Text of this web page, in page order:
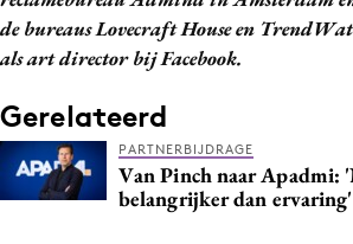
de bureaus Lovecraft House en
als art director bij Facebook.
Gerelateerd
PARTNERBIJDRAGE
Van Pinch naar Apadmi:
belangrijker dan ervaring'